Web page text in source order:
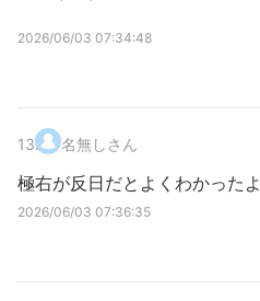
2026/06/03 07:34:48
13. 名無しさん
極右が反日だとよくわかったよ
2026/06/03 07:36:35